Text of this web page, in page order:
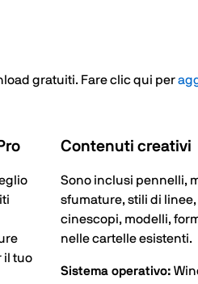
gratuiti. Fare clic qui per
il tuo
Contenuti creativi
Sono inclusi pennelli,
sfumature, stili di
cinescopi, modelli,
nelle cartelle esistenti.
Sistema operativo: